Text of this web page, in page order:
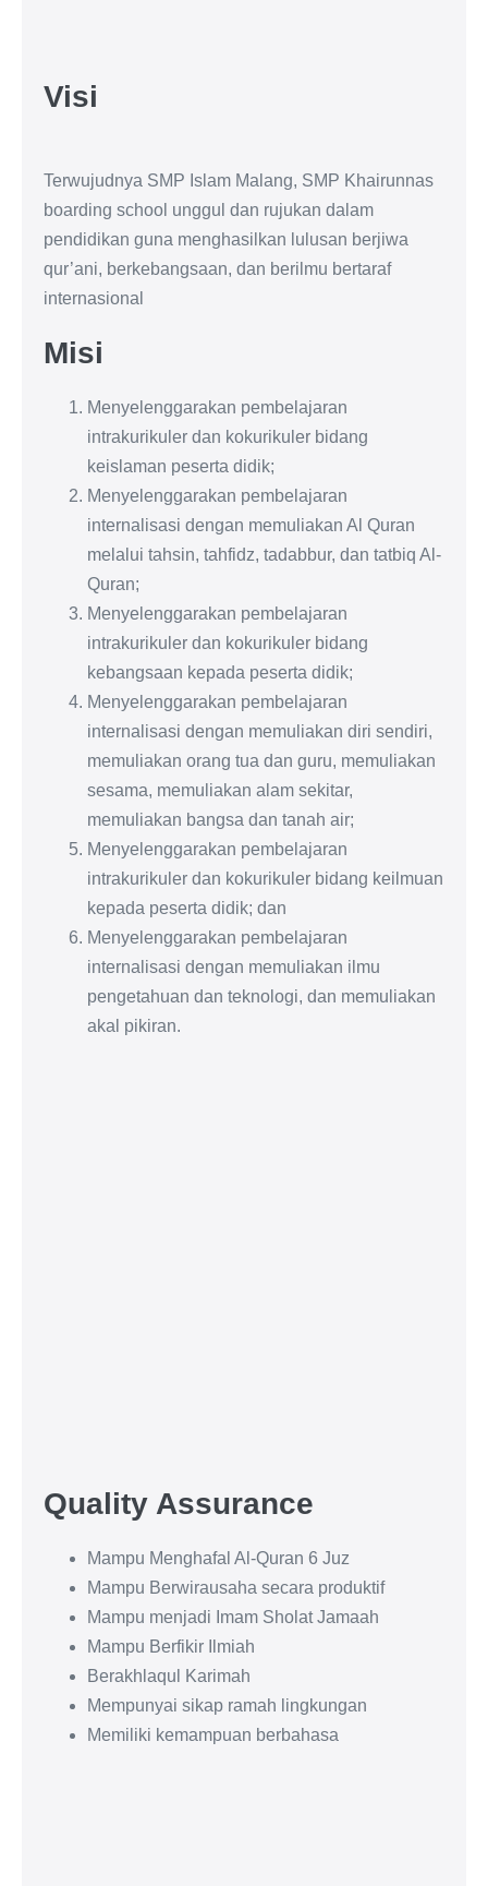
Visi
Terwujudnya SMP Islam Malang, SMP Khairunnas
boarding school unggul dan rujukan dalam
pendidikan guna menghasilkan lulusan berjiwa
qur’ani, berkebangsaan, dan berilmu bertaraf
internasional
Misi
Menyelenggarakan pembelajaran
intrakurikuler dan kokurikuler bidang
keislaman peserta didik;
Menyelenggarakan pembelajaran
internalisasi dengan memuliakan Al Quran
melalui tahsin, tahfidz, tadabbur, dan tatbiq Al-
Quran;
Menyelenggarakan pembelajaran
intrakurikuler dan kokurikuler bidang
kebangsaan kepada peserta didik;
Menyelenggarakan pembelajaran
internalisasi dengan memuliakan diri sendiri,
memuliakan orang tua dan guru, memuliakan
sesama, memuliakan alam sekitar,
memuliakan bangsa dan tanah air;
Menyelenggarakan pembelajaran
intrakurikuler dan kokurikuler bidang keilmuan
kepada peserta didik; dan
Menyelenggarakan pembelajaran
internalisasi dengan memuliakan ilmu
pengetahuan dan teknologi, dan memuliakan
akal pikiran.
Quality Assurance
Mampu Menghafal Al-Quran 6 Juz
Mampu Berwirausaha secara produktif
Mampu menjadi Imam Sholat Jamaah
Mampu Berfikir Ilmiah
Berakhlaqul Karimah
Mempunyai sikap ramah lingkungan
Memiliki kemampuan berbahasa